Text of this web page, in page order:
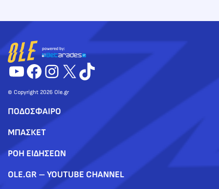
YouTube
Facebook
Instagram
X TikTok
© Copyright 2026 Ole.gr
ΠΟΔΟΣΦΑΙΡΟ
ΜΠΑΣΚΕΤ
ΡΟΗ ΕΙΔΗΣΕΩΝ
OLE.GR – YOUTUBE CHANNEL